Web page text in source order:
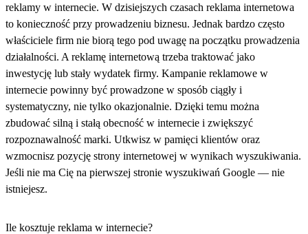
reklamy w internecie. W dzisiejszych czasach reklama internetowa
to konieczność przy prowadzeniu biznesu. Jednak bardzo często
właściciele firm nie biorą tego pod uwagę na początku prowadzenia
działalności. A reklamę internetową trzeba traktować jako
inwestycję lub stały wydatek firmy. Kampanie reklamowe w
internecie powinny być prowadzone w sposób ciągły i
systematyczny, nie tylko okazjonalnie. Dzięki temu można
zbudować silną i stałą obecność w internecie i zwiększyć
rozpoznawalność marki. Utkwisz w pamięci klientów oraz
wzmocnisz pozycję strony internetowej w wynikach wyszukiwania.
Jeśli nie ma Cię na pierwszej stronie wyszukiwań Google — nie
istniejesz.
Ile kosztuje reklama w internecie?